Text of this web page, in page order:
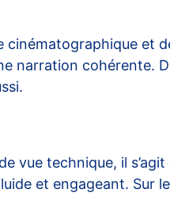
et
narration cohérente.
vue technique, il
et engageant. Sur